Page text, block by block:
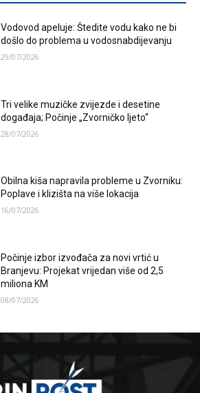
Vodovod apeluje: Štedite vodu kako ne bi
došlo do problema u vodosnabdijevanju
29/07/2026
Tri velike muzičke zvijezde i desetine
događaja; Počinje „Zvorničko ljeto“
28/07/2026
Obilna kiša napravila probleme u Zvorniku:
Poplave i klizišta na više lokacija
16/07/2026
Počinje izbor izvođača za novi vrtić u
Branjevu: Projekat vrijedan više od 2,5
miliona KM
08/07/2026